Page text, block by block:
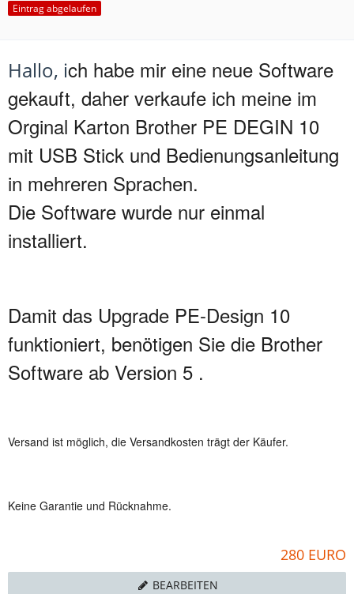
Eintrag abgelaufen
Hallo, ich habe mir eine neue Software
gekauft, daher verkaufe ich meine im
Orginal Karton Brother PE DEGIN 10
mit USB Stick und Bedienungsanleitung
in mehreren Sprachen.
Die Software wurde nur einmal
installiert.
Damit das Upgrade PE-Design 10
funktioniert, benötigen Sie die Brother
Software ab Version 5 .
Versand ist möglich, die Versandkosten trägt der Käufer.
Keine Garantie und Rücknahme.
280 EURO
BEARBEITEN